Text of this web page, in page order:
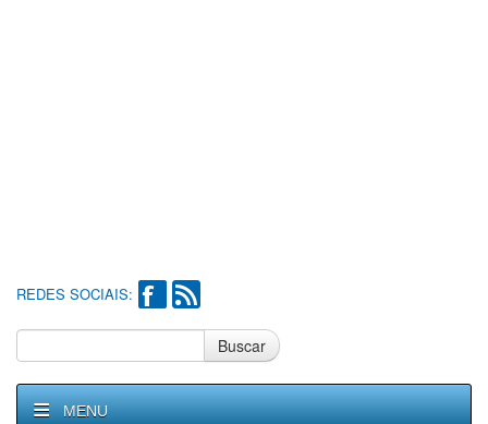
REDES SOCIAIS:
Buscar
MENU